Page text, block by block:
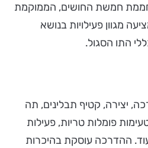
חמשת החושים, הממוקמת
מגוון פעילויות בנושא
התו הסגול.
יצירה, קטיף תבלינים, תה
פומלות טריות, פעילות
ההדרכה עוסקת בהיכרות